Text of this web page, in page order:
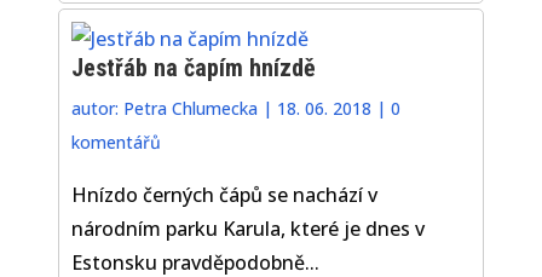
Jestřáb na čapím hnízdě
autor: Petra Chlumecka | 18. 06. 2018 |0
komentářů
Hnízdo černých čápů se nachází v
národním parku Karula, které je dnes v
Estonsku pravděpodobně...